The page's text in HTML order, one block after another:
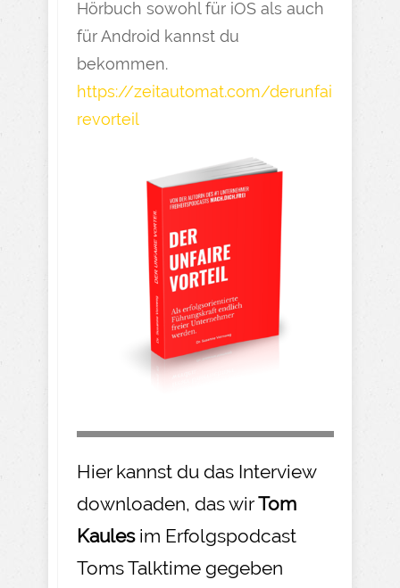
Hörbuch sowohl für iOS als auch
für Android kannst du
bekommen.
https://zeitautomat.com/derunfai
revorteil
Hier kannst du das Interview
downloaden, das wirTom
Kaulesim Erfolgspodcast
Toms Talktime gegeben